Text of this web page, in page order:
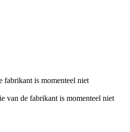
fabrikant is momenteel niet
van de fabrikant is momenteel niet